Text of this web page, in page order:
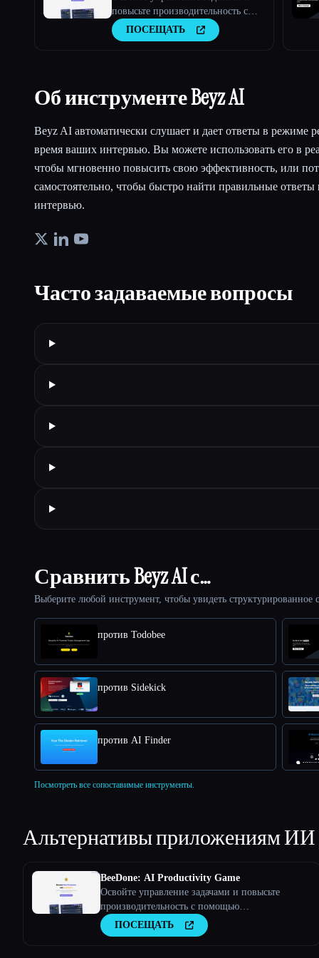
повысьте производительность с
помощью геймифицированного
искусственного интеллекта
ПОСЕЩАТЬ
Об инструменте Beyz AI
Beyz AI автоматически слушает и дает ответы в режиме
время ваших интервью. Вы можете использовать его в
чтобы мгновенно повысить свою эффективность, или
самостоятельно, чтобы быстро найти правильные
интервью.
Часто задаваемые вопросы
Сравнить Beyz AI с…
Выберите любой инструмент, чтобы увидеть
против Todobee
против Sidekick
против AI Finder
Посмотреть все сопоставимые инструменты.
Альтернативы приложениям ИИ
BeeDone: AI Productivity Game
Освойте управление задачами и повысьте
производительность с помощью
геймифицированного искусственного
интеллекта
ПОСЕЩАТЬ